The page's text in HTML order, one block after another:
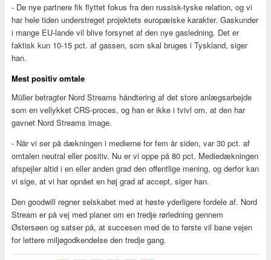
- De nye partnere fik flyttet fokus fra den russisk-tyske relation, og vi
har hele tiden understreget projektets europæiske karakter. Gaskunder
i mange EU-lande vil blive forsynet af den nye gasledning. Det er
faktisk kun 10-15 pct. af gassen, som skal bruges i Tyskland, siger
han.
Mest positiv omtale
Müller betragter Nord Streams håndtering af det store anlægsarbejde
som en vellykket CRS-proces, og han er ikke i tvivl om, at den har
gavnet Nord Streams image.
- Når vi ser på dækningen i medierne for fem år siden, var 30 pct. af
omtalen neutral eller positiv. Nu er vi oppe på 80 pct. Mediedækningen
afspejler altid i en eller anden grad den offentlige mening, og derfor kan
vi sige, at vi har opnået en høj grad af accept, siger han.
Den goodwill regner selskabet med at høste yderligere fordele af. Nord
Stream er på vej med planer om en tredje rørledning gennem
Østersøen og satser på, at succesen med de to første vil bane vejen
for lettere miljøgodkendelse den tredje gang.